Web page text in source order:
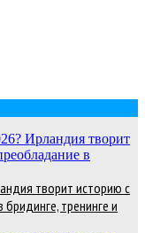
творит историю с
тренинге и